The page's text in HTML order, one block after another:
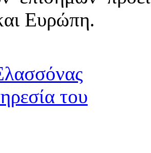
Ευρώπη.